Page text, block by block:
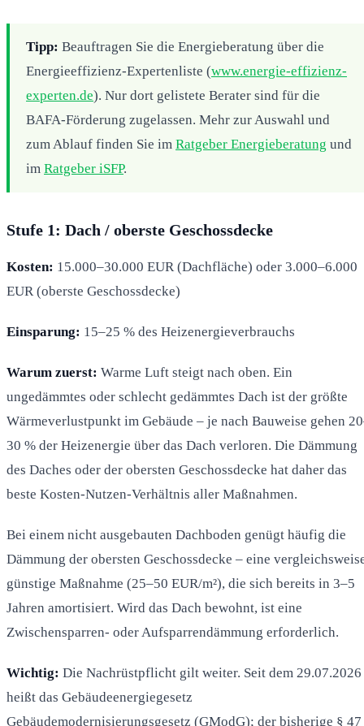
Tipp: Beauftragen Sie die Energieberatung über die
Energieeffizienz-Expertenliste (www.energie-effizienz-
experten.de). Nur dort gelistete Berater sind für die
BAFA-Förderung zugelassen. Mehr zur Auswahl und
zum Ablauf finden Sie im Ratgeber Energieberatung und
im Ratgeber iSFP.
Stufe 1: Dach / oberste Geschossdecke
Kosten: 15.000–30.000 EUR (Dachfläche) oder 3.000–6.000
EUR (oberste Geschossdecke)
Einsparung: 15–25 % des Heizenergieverbrauchs
Warum zuerst: Warme Luft steigt nach oben. Ein
ungedämmtes oder schlecht gedämmtes Dach ist der größte
Wärmeverlustpunkt im Gebäude – je nach Bauweise gehen
30 % der Heizenergie über das Dach verloren. Die Dämmung
des Daches oder der obersten Geschossdecke hat daher das
beste Kosten-Nutzen-Verhältnis aller Maßnahmen.
Bei einem nicht ausgebauten Dachboden genügt häufig die
Dämmung der obersten Geschossdecke – eine
günstige Maßnahme (25–50 EUR/m²), die sich bereits in 3–5
Jahren amortisiert. Wird das Dach bewohnt, ist eine
Zwischensparren- oder Aufsparrendämmung erforderlich.
Wichtig: Die Nachrüstpflicht gilt weiter. Seit dem 29.07.2026
heißt das Gebäudeenergiegesetz
Gebäudemodernisierungsgesetz (GModG); der bisherige § 47